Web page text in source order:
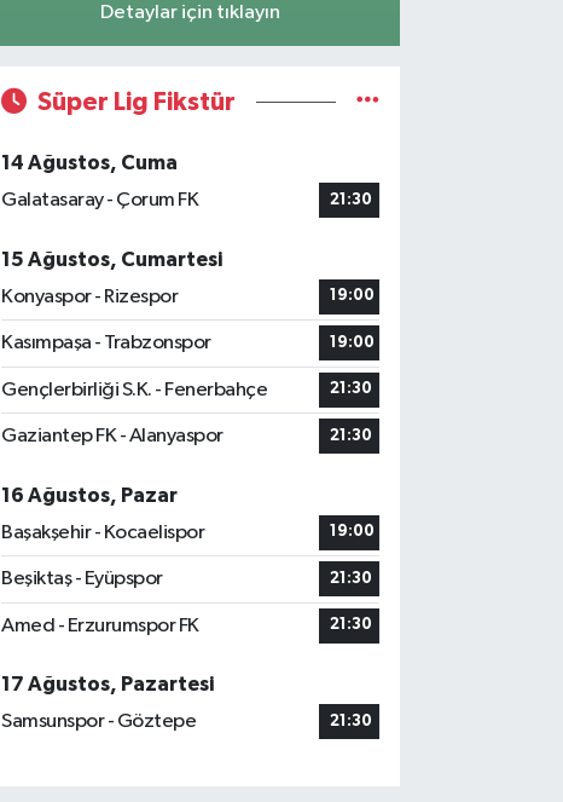
Detaylar için tıklayın
Süper Lig Fikstür
14 Ağustos, Cuma
Galatasaray - Çorum FK
21:30
15 Ağustos, Cumartesi
Konyaspor - Rizespor
19:00
Kasımpaşa - Trabzonspor 19:00
Gençlerbirliği S.K. - Fenerbahçe 21:30
Gaziantep FK - Alanyaspor 21:30
16 Ağustos, Pazar
Başakşehir - Kocaelispor
19:00
Beşiktaş - Eyüpspor 21:30
Amed - Erzurumspor FK 21:30
17 Ağustos, Pazartesi
Samsunspor - Göztepe
21:30